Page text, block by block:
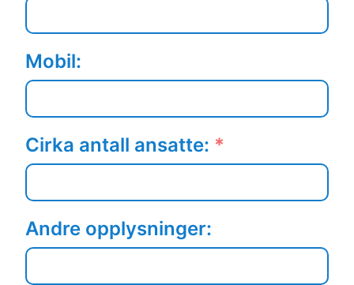
Mobil:
Cirka antall ansatte: *
Andre opplysninger: